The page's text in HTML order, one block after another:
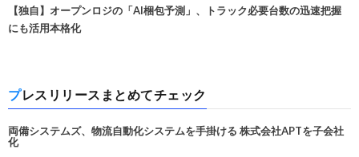
【独自】オープンロジの「AI梱包予測」、トラック必要台数の迅速把握
にも活用本格化
プレスリリースまとめてチェック
両備システムズ、物流自動化システムを手掛ける 株式会社APTを子会社
化